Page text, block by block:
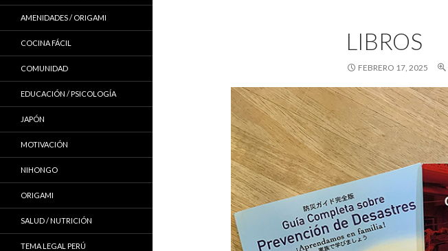
LIBROS
FEBRERO 17, 2025
AMENIDADES / ORIGAMI
COCINA FÁCIL
COMUNIDAD
EDUCACIÓN / PSICOLOGÍA
JAPÓN
MOTIVACIÓN
NIHONGO
ORIGAMI
SALUD / NUTRICIÓN
TEMA LEGAL PERÚ